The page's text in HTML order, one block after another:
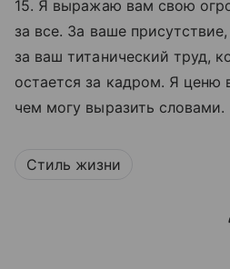
15. Я выражаю вам свою
за все. За ваше
за ваш титанический труд,
остается за кадром. Я ценю
чем могу выразить словами.
Стиль жизни